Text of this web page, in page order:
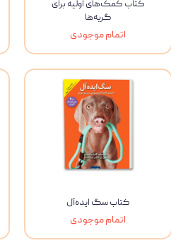
کتاب کمک‌های اولیه برای
گربه‌ها
اتمام موجودی
کتاب سگ ایده‌آل
اتمام موجودی